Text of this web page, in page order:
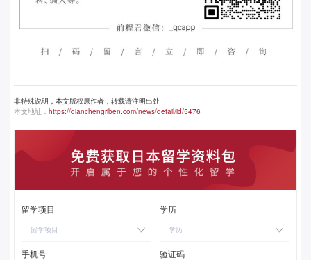
非特殊说明，本文版权原作者，转载请注明出处
本文地址： https://qianchengriben.com/news/detail/id/5476
留学项目
留学项目
学历
学历
手机号 验证码